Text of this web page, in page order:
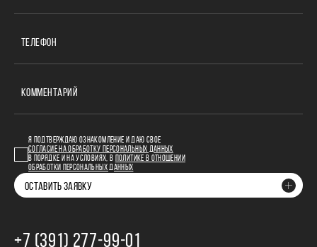
ТЕЛЕФОН
КОММЕНТАРИЙ
Я ПОДТВЕРЖДАЮ ОЗНАКОМЛЕНИЕ И ДАЮ СВОЕ
СОГЛАСИЕ НА ОБРАБОТКУ ПЕРСОНАЛЬНЫХ ДАННЫХ
В ПОРЯДКЕ И НА УСЛОВИЯХ, В
ПОЛИТИКЕ В ОТНОШЕНИИ
ОБРАБОТКИ ПЕРСОНАЛЬНЫХ ДАННЫХ
ОСТАВИТЬ ЗАЯВКУ
+7 (391) 277‒99‒01